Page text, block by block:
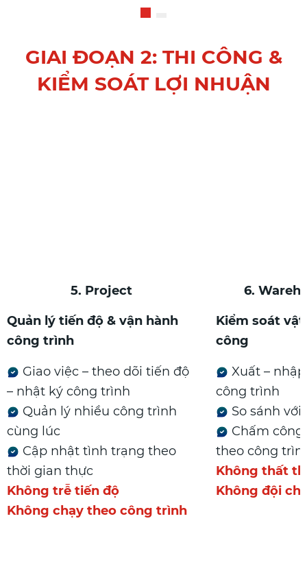
GIAI ĐOẠN 2: THI CÔNG &
KIỂM SOÁT LỢI NHUẬN
5. Project
Quản lý tiến độ & vận hành
công trình
Giao việc – theo dõi tiến độ
– nhật ký công trình
Quản lý nhiều công trình
cùng lúc
Cập nhật tình trạng theo
thời gian thực
Không trễ tiến độ
Không chạy theo công trình
6.
Kiểm soát
công
Xuất –
công trình
So sánh
Chấm
theo công
Không thất
Không đội